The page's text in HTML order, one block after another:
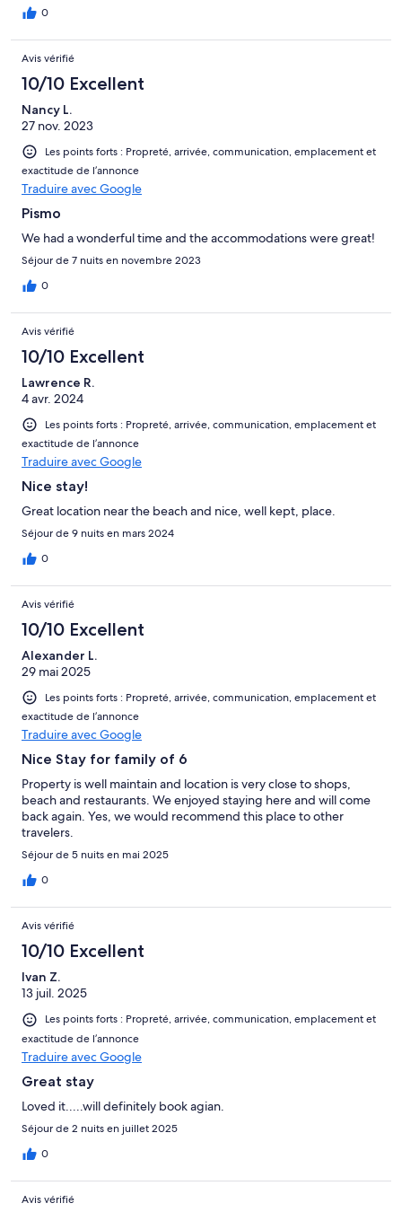
0
Avis vérifié
10/10 Excellent
Nancy L.
27 nov. 2023
Les points forts : Propreté, arrivée, communication, emplacement et
exactitude de l’annonce
Traduire avec Google
Pismo
We had a wonderful time and the accommodations were great!
Séjour de 7 nuits en novembre 2023
0
Avis vérifié
10/10 Excellent
Lawrence R.
4 avr. 2024
Les points forts : Propreté, arrivée, communication, emplacement et
exactitude de l’annonce
Traduire avec Google
Nice stay!
Great location near the beach and nice, well kept, place.
Séjour de 9 nuits en mars 2024
0
Avis vérifié
10/10 Excellent
Alexander L.
29 mai 2025
Les points forts : Propreté, arrivée, communication, emplacement et
exactitude de l’annonce
Traduire avec Google
Nice Stay for family of 6
Property is well maintain and location is very close to shops,
beach and restaurants. We enjoyed staying here and will come
back again. Yes, we would recommend this place to other
travelers.
Séjour de 5 nuits en mai 2025
0
Avis vérifié
10/10 Excellent
Ivan Z.
13 juil. 2025
Les points forts : Propreté, arrivée, communication, emplacement et
exactitude de l’annonce
Traduire avec Google
Great stay
Loved it.....will definitely book agian.
Séjour de 2 nuits en juillet 2025
0
Avis vérifié